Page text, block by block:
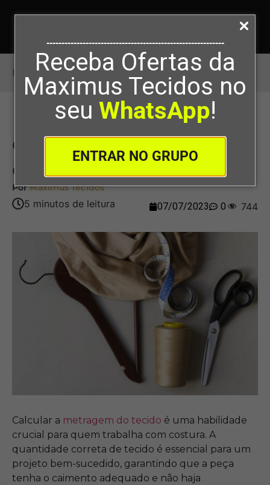
-----------------------------------------------------------
Receba Ofertas da
Maximus Tecidos no
seu WhatsApp!
ENTRAR NO GRUPO
Início>Como calcular a metragem do tecido
Como calcular a metragem
do tecido
PorMaximus Tecidos
07/07/2023 0 744
Calcular a metragem do tecido é uma habilidade
crucial para quem trabalha com costura. A
quantidade correta de tecido é essencial para um
projeto bem-sucedido, garantindo que a peça
tenha o caimento adequado e não haja